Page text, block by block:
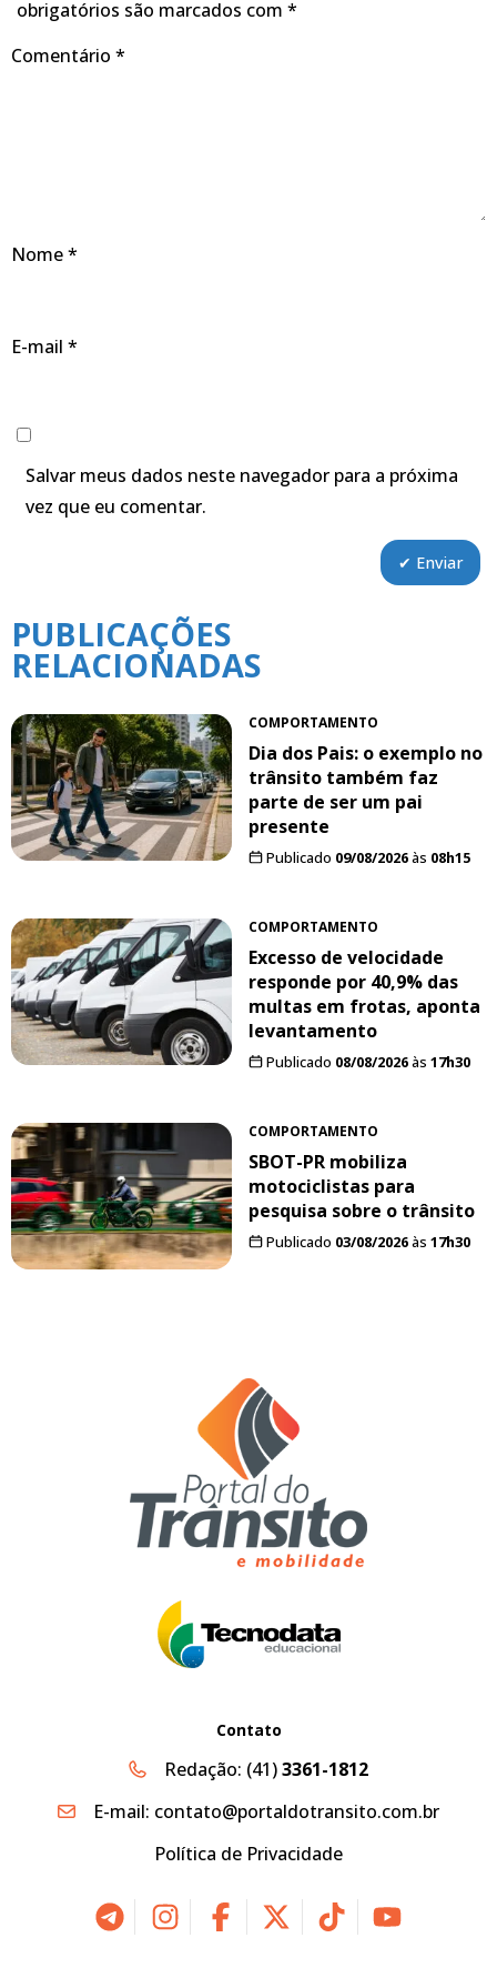
obrigatórios são marcados com *
Comentário *
Nome*
E-mail *
Salvar meus dados neste navegador para a próxima
vez que eu comentar.
PUBLICAÇÕES
RELACIONADAS
COMPORTAMENTO
Dia dos Pais: o exemplo no
trânsito também faz
parte de ser um pai
presente
Publicado 09/08/2026às 08h15
COMPORTAMENTO
Excesso de velocidade
responde por 40,9% das
multas em frotas, aponta
levantamento
Publicado 08/08/2026às 17h30
COMPORTAMENTO
SBOT-PR mobiliza
motociclistas para
pesquisa sobre o trânsito
Publicado 03/08/2026às 17h30
Contato
Redação: (41)3361-1812
E-mail: contato@portaldotransito.com.br
Política de Privacidade